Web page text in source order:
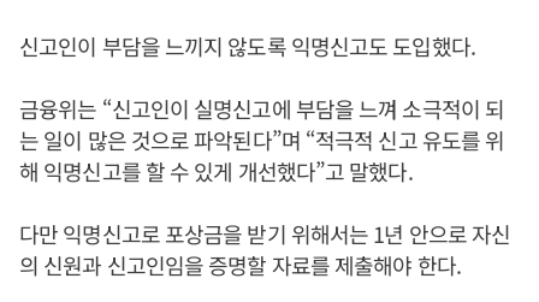
신고인이 부담을 느끼지 않도록 익명신고도 도입했다.
금융위는 “신고인이 실명신고에 부담을 느껴 소극적이 되
는 일이 많은 것으로 파악된다”며 “적극적 신고 유도를 위
해 익명신고를 할 수 있게 개선했다”고 말했다.
다만 익명신고로 포상금을 받기 위해서는 1년 안으로 자신
의 신원과 신고인임을 증명할 자료를 제출해야 한다.